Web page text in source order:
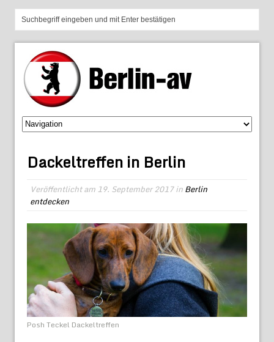
Dackeltreffen in Berlin
Veröffentlicht am19. September 2017inBerlin
entdecken
Posh Teckel Dackeltreffen